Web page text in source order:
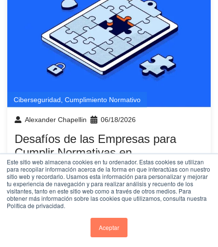
Este sitio web almacena cookies en tu ordenador. Estas cookies se utilizan
para recopilar información acerca de la forma en que interactúas con nuestro
sitio web y recordarlo. Usamos esta información para personalizar y mejorar
tu experiencia de navegación y para realizar análisis y recuento de los
visitantes, tanto en este sitio web como a través de otros medios. Para
obtener más información sobre las cookies que utilizamos, consulta nuestra
Política de privacidad.
Aceptar
Ciberseguridad Cumplimiento Normativo
Alexander Chapellin 06/18/2026
Desafíos de las Empresas para
Cumplir Normativas en
Ciberseguridad
¿Qué desafíos enfrentan las empresas para cumplir
normativas con ciberseguridad? La respuesta corta